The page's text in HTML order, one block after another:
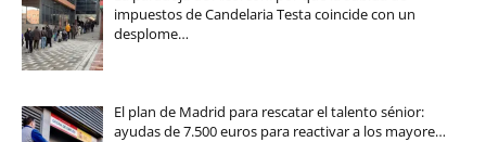
impuestos de Candelaria Testa coincide con un
desplome…
El plan de Madrid para rescatar el talento sénior:
ayudas de 7.500 euros para reactivar a los mayore…